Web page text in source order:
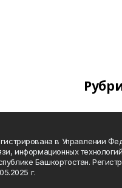
в Управлении
информационных
Башкортостан.
г.